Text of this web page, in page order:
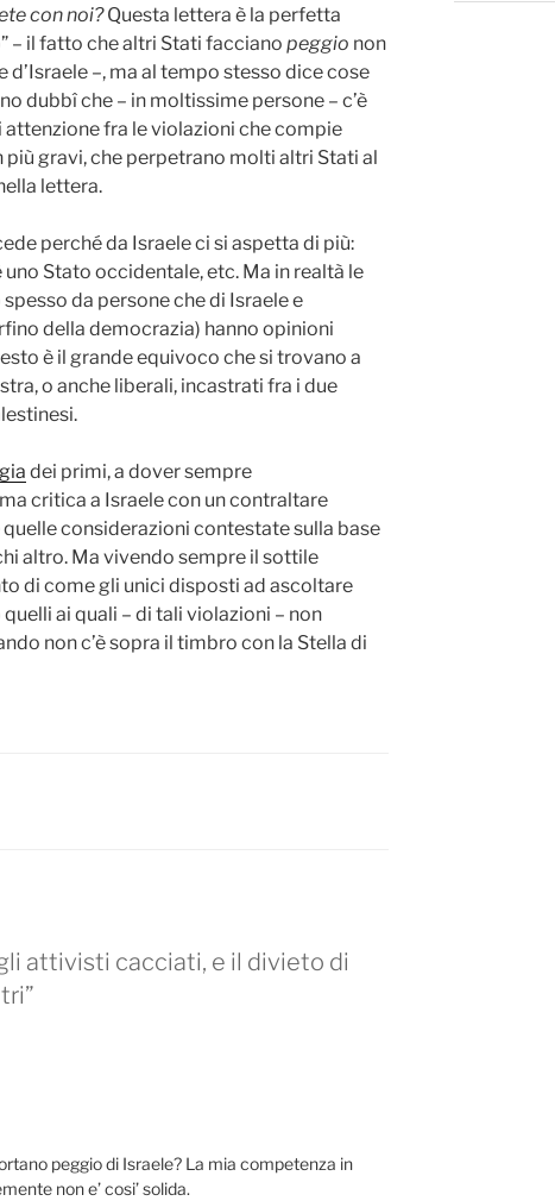
con noi?Questa lettera è la perfetta
– il fatto che altri Stati facciano peggio non
–, ma al tempo stesso dice cose
dubbî che – in moltissime persone – c’è
attenzione fra le violazioni che compie
più gravi, che perpetrano molti altri Stati al
lettera.
perché da Israele ci si aspetta di più:
uno Stato occidentale, etc. Ma in realtà le
da persone che di Israele e
della democrazia) hanno opinioni
è il grande equivoco che si trovano a
o anche liberali, incastrati fra i due
dei primi, a dover sempre
critica a Israele con un contraltare
considerazioni contestate sulla base
altro. Ma vivendo sempre il sottile
di come gli unici disposti ad ascoltare
ai quali – di tali violazioni – non
non c’è sopra il timbro con la Stella di
attivisti cacciati, e il divieto di
peggio di Israele? La mia competenza in
non e’ cosi’ solida.